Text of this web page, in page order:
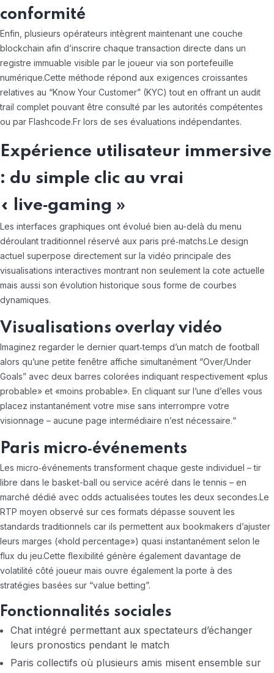
conformité
Enfin, plusieurs opérateurs intègrent maintenant une couche
blockchain afin d’inscrire chaque transaction directe dans un
registre immuable visible par le joueur via son portefeuille
numérique.Cette méthode répond aux exigences croissantes
relatives au “Know Your Customer” (KYC) tout en offrant un audit
trail complet pouvant être consulté par les autorités compétentes
ou par Flashcode.Fr lors de ses évaluations indépendantes.
Expérience utilisateur immersive
: du simple clic au vrai
« live‑gaming »
Les interfaces graphiques ont évolué bien au-delà du menu
déroulant traditionnel réservé aux paris pré‑matchs.Le design
actuel superpose directement sur la vidéo principale des
visualisations interactives montrant non seulement la cote actuelle
mais aussi son évolution historique sous forme de courbes
dynamiques.
Visualisations overlay vidéo
Imaginez regarder le dernier quart‑temps d’un match de football
alors qu’une petite fenêtre affiche simultanément “Over/Under
Goals” avec deux barres colorées indiquant respectivement «​plus
probable​» et «​moins probable​». En cliquant sur l’une d’elles vous
placez instantanément votre mise sans interrompre votre
visionnage – aucune page intermédiaire n’est nécessaire.“
Paris micro‑événements
Les micro‑événements transforment chaque geste individuel – tir
libre dans le basket-ball ou service acéré dans le tennis – en
marché dédié avec odds actualisées toutes les deux secondes.Le
RTP moyen observé sur ces formats dépasse souvent les
standards traditionnels car ils permettent aux bookmakers d’ajuster
leurs marges («​hold percentage​») quasi instantanément selon le
flux du jeu.Cette flexibilité génère également davantage de
volatilité côté joueur mais ouvre également la porte à des
stratégies basées sur “value betting”.
Fonctionnalités sociales
Chat intégré permettant aux spectateurs d’échanger
leurs pronostics pendant le match
Paris collectifs où plusieurs amis misent ensemble sur